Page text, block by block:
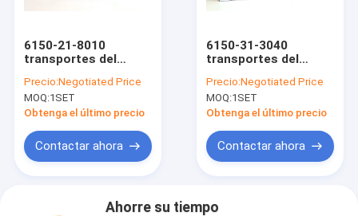
6150-21-8010
transportes del
transporte principal
del motor de
KOMATSU 6D125
Precio:Negotiated Price
MOQ:1SET
Obtenga el último precio
Contactar ahora
6150-31-3040
transportes del
KOMATSU 6D125 que
lleva la barra de la
estafa
Precio:Negotiated Price
MOQ:1SET
Obtenga el último precio
Contactar ahora
Ahorre su tiempo